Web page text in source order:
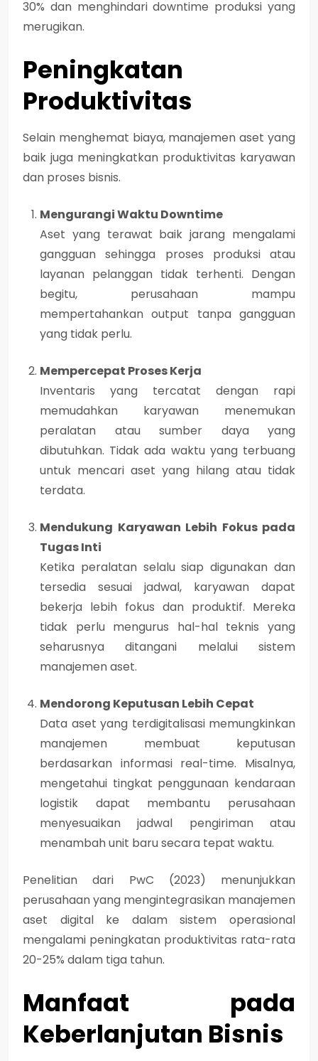
30% dan menghindari downtime produksi yang
merugikan.
Peningkatan
Produktivitas
Selain menghemat biaya, manajemen aset yang
baik juga meningkatkan produktivitas karyawan
dan proses bisnis.
Mengurangi Waktu Downtime
Aset yang terawat baik jarang mengalami
gangguan sehingga proses produksi atau
layanan pelanggan tidak terhenti. Dengan
begitu, perusahaan mampu
mempertahankan output tanpa gangguan
yang tidak perlu.
Mempercepat Proses Kerja
Inventaris yang tercatat dengan rapi
memudahkan karyawan menemukan
peralatan atau sumber daya yang
dibutuhkan. Tidak ada waktu yang terbuang
untuk mencari aset yang hilang atau tidak
terdata.
Mendukung Karyawan Lebih Fokus pada
Tugas Inti
Ketika peralatan selalu siap digunakan dan
tersedia sesuai jadwal, karyawan dapat
bekerja lebih fokus dan produktif. Mereka
tidak perlu mengurus hal-hal teknis yang
seharusnya ditangani melalui sistem
manajemen aset.
Mendorong Keputusan Lebih Cepat
Data aset yang terdigitalisasi memungkinkan
manajemen membuat keputusan
berdasarkan informasi real-time. Misalnya,
mengetahui tingkat penggunaan kendaraan
logistik dapat membantu perusahaan
menyesuaikan jadwal pengiriman atau
menambah unit baru secara tepat waktu.
Penelitian dari PwC (2023) menunjukkan
perusahaan yang mengintegrasikan manajemen
aset digital ke dalam sistem operasional
mengalami peningkatan produktivitas rata-rata
20-25% dalam tiga tahun.
Manfaat pada
Keberlanjutan Bisnis